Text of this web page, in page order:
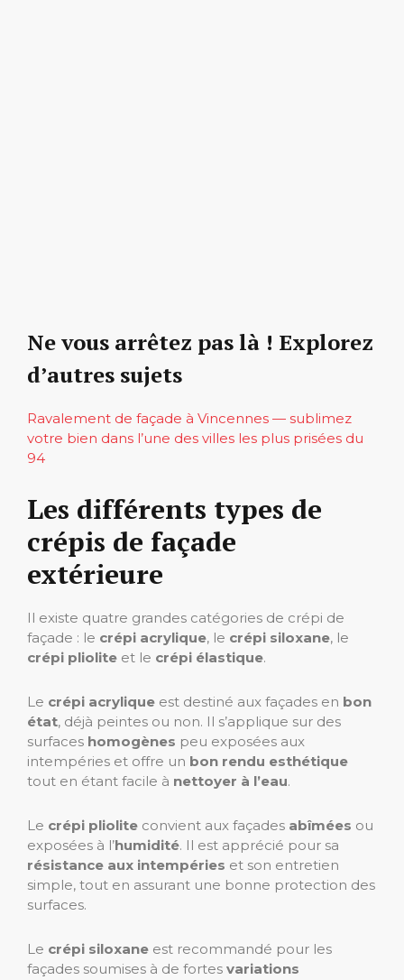
Ne vous arrêtez pas là ! Explorez
d’autres sujets
Ravalement de façade à Vincennes — sublimez
votre bien dans l’une des villes les plus prisées du
94
Les différents types de
crépis de façade
extérieure
Il existe quatre grandes catégories de crépi de
façade : le crépi acrylique, le crépi siloxane, le
crépi pliolite et le crépi élastique.
Le crépi acrylique est destiné aux façades en bon
état, déjà peintes ou non. Il s’applique sur des
surfaces homogènes peu exposées aux
intempéries et offre un bon rendu esthétique
tout en étant facile à nettoyer à l’eau.
Le crépi pliolite convient aux façades abîmées ou
exposées à l’humidité. Il est apprécié pour sa
résistance aux intempéries et son entretien
simple, tout en assurant une bonne protection des
surfaces.
Le crépi siloxane est recommandé pour les
façades soumises à de fortes variations